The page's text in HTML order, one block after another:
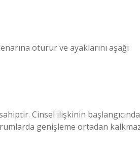
oturur ve ayaklarını aşağı
Cinsel ilişkinin başlangıcında
genişleme ortadan